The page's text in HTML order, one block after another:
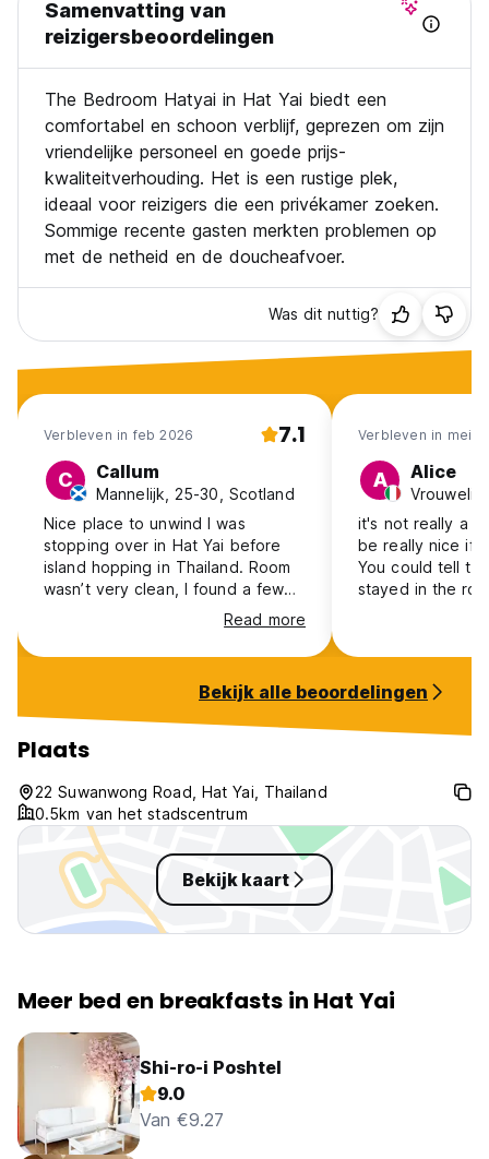
Samenvatting van
reizigersbeoordelingen
The Bedroom Hatyai in Hat Yai biedt een
comfortabel en schoon verblijf, geprezen om zijn
vriendelijke personeel en goede prijs-
kwaliteitverhouding. Het is een rustige plek,
ideaal voor reizigers die een privékamer zoeken.
Sommige recente gasten merkten problemen op
met de netheid en de doucheafvoer.
Was dit nuttig?
Verbleven in feb 2026 7.1
C Callum
Mannelijk, 25-30, Scotland
Nice place to unwind I was
stopping over in Hat Yai before
island hopping in Thailand. Room
wasn’t very clean, I found a few
cockroaches next to my bed. The
shower floor flooded quickly
(maybe the drains are just not big
so you have to take a fast
shower). Staff were super lovely
though.
Read more
Verbleven in mei
A Alice
it's not really a
be really nice if
You could tell
stayed in the
the sink and
Bekijk alle beoordelingen
Plaats
22 Suwanwong Road, Hat Yai, Thailand
0.5km van het stadscentrum
Bekijk kaart
Meer bed en breakfasts in Hat Yai
Shi-ro-i Poshtel
9.0
Van €9.27